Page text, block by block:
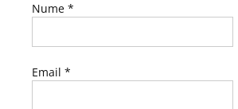
Nume *
Email *